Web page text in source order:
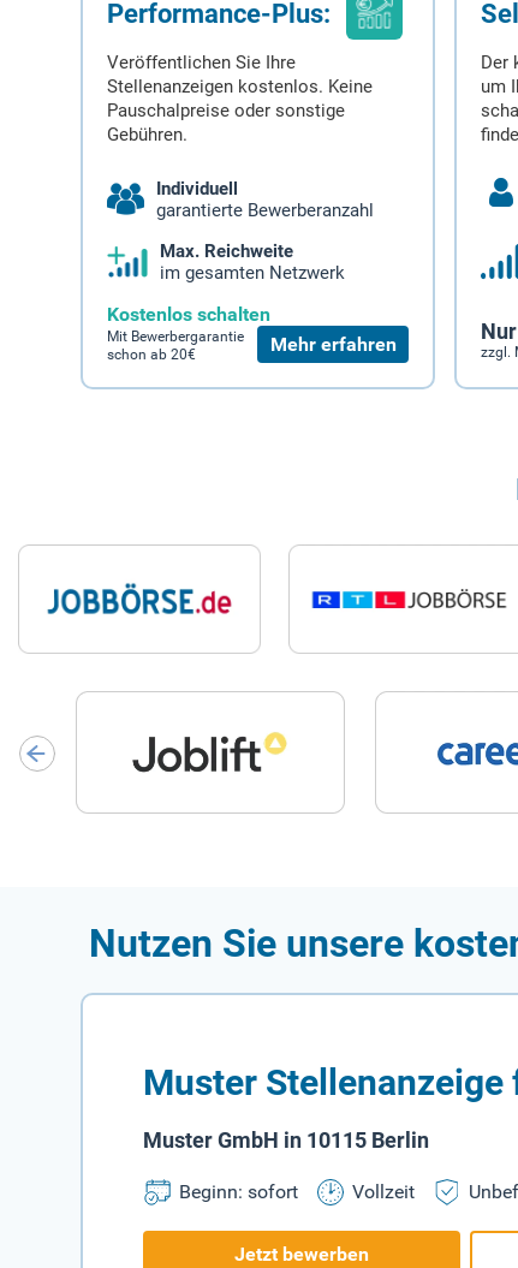
Performance-Plus:
Veröffentlichen Sie Ihre
Stellenanzeigen kostenlos. Keine
Pauschalpreise oder sonstige
Gebühren.
Individuell
garantierte Bewerberanzahl
Max. Reichweite
im gesamten Netzwerk
Kostenlos schalten
Mit Bewerbergarantie
schon ab 20€
Mehr erfahren
Der
um
zzgl.
Nutzen Sie unsere
Muster
Muster GmbH in 10115 Berlin
Beginn: sofort Vollzeit
Jetzt bewerben